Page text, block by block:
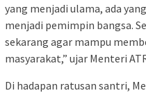
yang menjadi ulama, ada
menjadi pemimpin bangsa.
sekarang agar mampu
masyarakat,” ujar Menteri
Di hadapan ratusan santri,